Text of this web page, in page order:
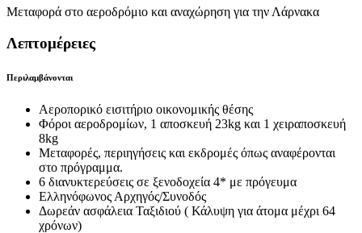
Μεταφορά στο αεροδρόμιο και αναχώρηση για την Λάρνακα
Λεπτομέρειες
Περιλαμβάνονται
Αεροπορικό εισιτήριο οικονομικής θέσης
Φόροι αεροδρομίων, 1 αποσκευή 23kg και 1 χειραποσκευή
8kg
Μεταφορές, περιηγήσεις και εκδρομές όπως αναφέρονται
στο πρόγραμμα.
6 διανυκτερεύσεις σε ξενοδοχεία 4* με πρόγευμα
Ελληνόφωνος Αρχηγός/Συνοδός
Δωρεάν ασφάλεια Ταξιδιού ( Κάλυψη για άτομα μέχρι 64
χρόνων)